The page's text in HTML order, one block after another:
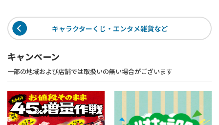
キャラクターくじ・エンタメ雑貨など
キャンペーン
一部の地域および店舗では取扱いの無い場合がございます